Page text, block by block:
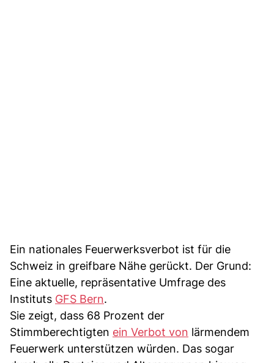
Ein nationales Feuerwerksverbot ist für die
Schweiz in greifbare Nähe gerückt. Der Grund:
Eine aktuelle, repräsentative Umfrage des
Instituts GFS Bern.
Sie zeigt, dass 68 Prozent der
Stimmberechtigten ein Verbot von lärmendem
Feuerwerk unterstützen würden. Das sogar